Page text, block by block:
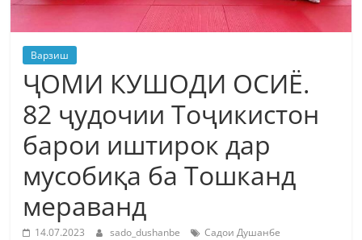
Варзиш
ҶОМИ КУШОДИ ОСИЁ.
82 ҷудочии Тоҷикистон
барои иштирок дар
мусобиқа ба Тошканд
мераванд
14.07.2023 sado_dushanbe Садои Душанбе